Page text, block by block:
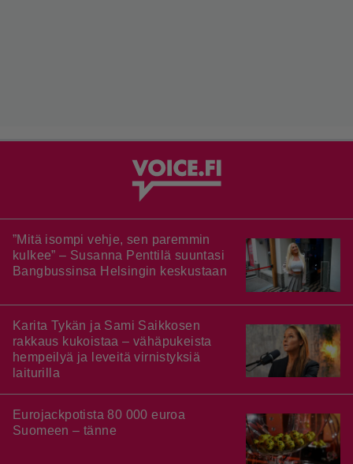
”Mitä isompi vehje, sen paremmin
kulkee” – Susanna Penttilä suuntasi
Bangbussinsa Helsingin keskustaan
Karita Tykän ja Sami Saikkosen
rakkaus kukoistaa – vähäpukeista
hempeilyä ja leveitä virnistyksiä
laiturilla
Eurojackpotista 80 000 euroa
Suomeen – tänne